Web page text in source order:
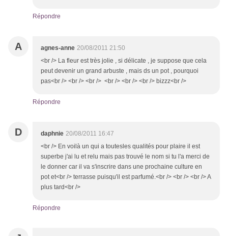
Répondre
A agnes-anne 20/08/2011 21:50
<br /> La fleur est très jolie , si délicate , je suppose que cela
peut devenir un grand arbuste , mais ds un pot , pourquoi
pas<br /> <br /> <br /> <br /> <br /> <br /> bizzz<br />
Répondre
D daphnie 20/08/2011 16:47
<br /> En voilà un qui a toutesles qualités pour plaire il est
superbe j'ai lu et relu mais pas trouvé le nom si tu l'a merci de
le donner car il va s'inscrire dans une prochaine culture en
pot et<br /> terrasse puisqu'il est parfumé.<br /> <br /> <br /> A
plus tard<br />
Répondre